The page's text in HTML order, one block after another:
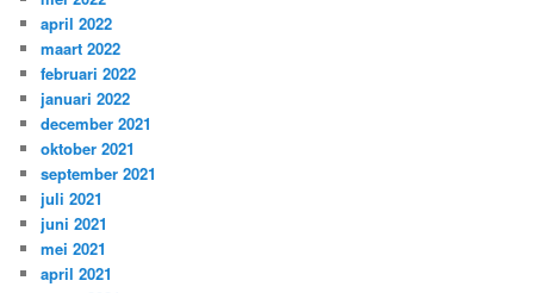
april 2022
maart 2022
februari 2022
januari 2022
december 2021
oktober 2021
september 2021
juli 2021
juni 2021
mei 2021
april 2021